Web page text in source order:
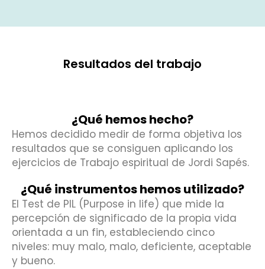
Resultados del trabajo
¿Qué hemos hecho?
Hemos decidido medir de forma objetiva los
resultados que se consiguen aplicando los
ejercicios de Trabajo espiritual de Jordi Sapés.
¿Qué instrumentos hemos utilizado?
El Test de PIL (Purpose in life) que mide la
percepción de significado de la propia vida
orientada a un fin, estableciendo cinco
niveles: muy malo, malo, deficiente, aceptable
y bueno.